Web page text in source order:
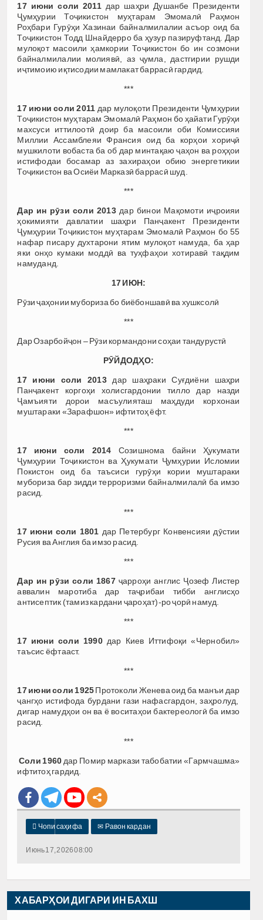
17 июни соли 2011дар шаҳри Душанбе Президенти
Ҷумҳурии Тоҷикистон муҳтарам Эмомалӣ Раҳмон
Роҳбари Гурӯҳи Хазинаи байналмилалии асъор оид ба
Тоҷикистон Тодд Шнайдерро ба ҳузур пазируфтанд. Дар
мулоқот масоили ҳамкории Тоҷикистон бо ин созмони
байналмилалии молиявӣ, аз ҷумла, дастгирии рушди
иҷтимоию иқтисодии мамлакат баррасӣ гардид.
***
17 июни соли 2011 дар мулоқоти Президенти Ҷумҳурии
Тоҷикистон муҳтарам Эмомалӣ Раҳмон бо ҳайати Гурӯҳи
махсуси иттилоотӣ доир ба масоили оби Комиссияи
Миллии Ассамблеяи Франсия оид ба корҳои хориҷӣ
мушкилоти вобаста ба об дар минтақаю ҷаҳон ва роҳҳои
истифодаи босамар аз захираҳои обию энергетикии
Тоҷикистон ва Осиёи Марказӣ баррасӣ шуд.
***
Дар ин рӯзи соли 2013дар бинои Мақомоти иҷроияи
ҳокимияти давлатии шаҳри Панҷакент Президенти
Ҷумҳурии Тоҷикистон муҳтарам Эмомалӣ Раҳмон бо 55
нафар писару духтарони ятим мулоқот намуда, ба ҳар
яки онҳо кумаки моддӣ ва туҳфаҳои хотиравӣ тақдим
намуданд.
17 ИЮН:
Рӯзи ҷаҳонии мубориза бо биёбоншавӣ ва хушксолӣ
***
Дар Озарбойҷон – Рӯзи кормандони соҳаи тандурустӣ
РӮЙДОДҲО:
17 июни соли 2013дар шаҳраки Суғдиёни шаҳри
Панҷакент коргоҳи холисгардонии тилло дар назди
Ҷамъияти дорои масъулияташ маҳдуди корхонаи
муштараки «Зарафшон» ифтитоҳ ёфт.
***
17 июни соли 2014 Созишнома байни Ҳукумати
Ҷумҳурии Тоҷикистон ва Ҳукумати Ҷумҳурии Исломии
Покистон оид ба таъсиси гурӯҳи кории муштараки
мубориза бар зидди терроризми байналмилалӣ ба имзо
расид.
***
17 июни соли 1801 дар Петербург Конвенсияи дӯстии
Русия ва Англия ба имзо расид.
***
Дар ин рӯзи соли 1867ҷарроҳи англис Ҷозеф Листер
аввалин маротиба дар таҷрибаи тибби англисҳо
антисептик (тамиз кардани ҷароҳат)-ро ҷорӣ намуд.
***
17 июни соли 1990дар Киев Иттифоқи «Чернобил»
таъсис ёфтааст.
***
17 июни соли 1925Протоколи Женева оид ба манъи дар
ҷангҳо истифода бурдани гази нафасгардон, заҳролуд,
дигар намудҳои он ва ё воситаҳои бактереологӣ ба имзо
расид.
***
Соли 1960 дар Помир маркази табобатии «Гармчашма»
ифтитоҳ гардид.
 Чопи саҳифа ✉ Равон кардан
Июнь 17, 2026 08:00
ХАБАРҲОИ ДИГАРИ ИН БАХШ